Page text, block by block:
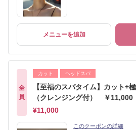
メニューを追加
全
員
カット ヘッドスパ
【至福のスパタイム】カット+
（クレンジング付） ￥11,000
¥11,000
このクーポンの詳細